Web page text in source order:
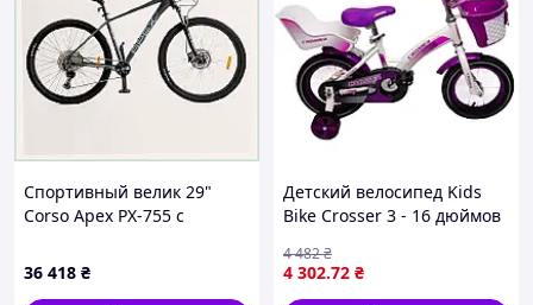
Спортивный велик 29"
Corso Apex PX-755 с
903A037M1
36 418 ₴
Детский велосипед Kids
Bike Crosser 3 - 16 дюймов
заказом
4 302.72 ₴
4 482₴